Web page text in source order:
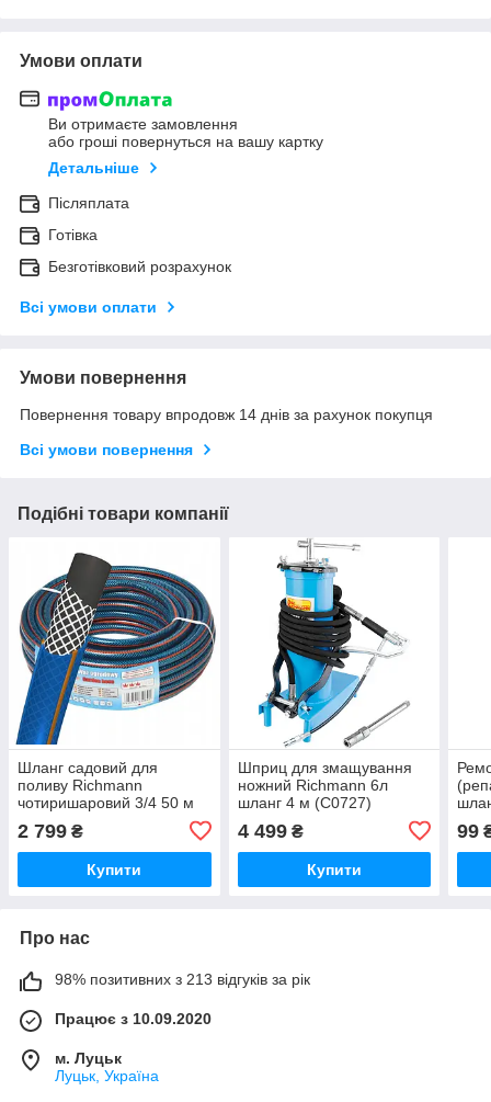
Умови оплати
Ви отримаєте замовлення
або гроші повернуться на вашу картку
Детальніше
Післяплата
Готівка
Безготівковий розрахунок
Всі умови оплати
Умови повернення
Повернення товару впродовж 14 днів за рахунок покупця
Всі умови повернення
Подібні товари компанії
Шланг садовий для
поливу Richmann
чотиришаровий 3/4 50 м
2 799 ₴
Купити
Шприц для змащування
ножний Richmann 6л
шланг 4 м (C0727)
4 499₴
Купити
99
Про нас
98% позитивних з 213 відгуків за рік
Працює з 10.09.2020
м. Луцьк
Луцьк, Україна